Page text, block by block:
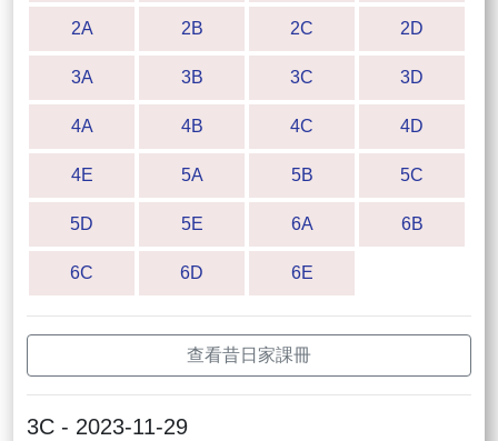
2A 2B 2C 2D
3A 3B 3C 3D
4A 4B 4C 4D
4E 5A 5B 5C
5D 5E 6A 6B
6C 6D 6E
查看昔日家課冊
3C - 2023-11-29